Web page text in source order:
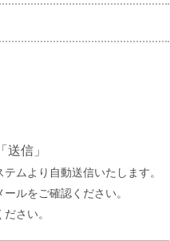
信」
ムより自動送信いたします。
ルをご確認ください。
さい。